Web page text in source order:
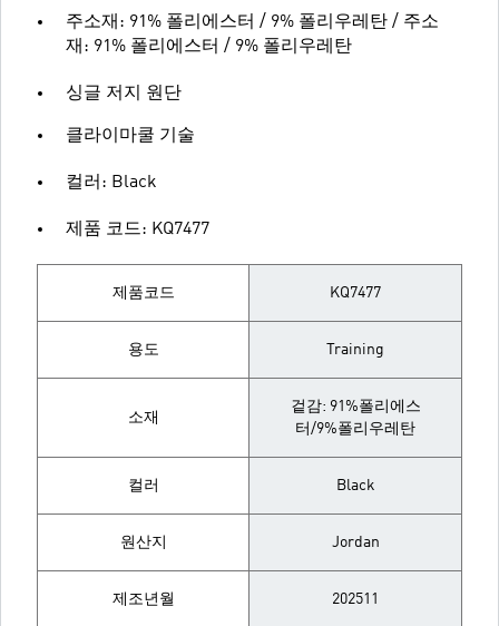
주소재: 91% 폴리에스터 / 9% 폴리우레탄 / 주소
재: 91% 폴리에스터 / 9% 폴리우레탄
싱글 저지 원단
클라이마쿨 기술
컬러: Black
제품 코드: KQ7477
제품코드 KQ7477
용도 Training
소재
겉감: 91%폴리에스
터/9%폴리우레탄
컬러 Black
원산지 Jordan
제조년월 202511